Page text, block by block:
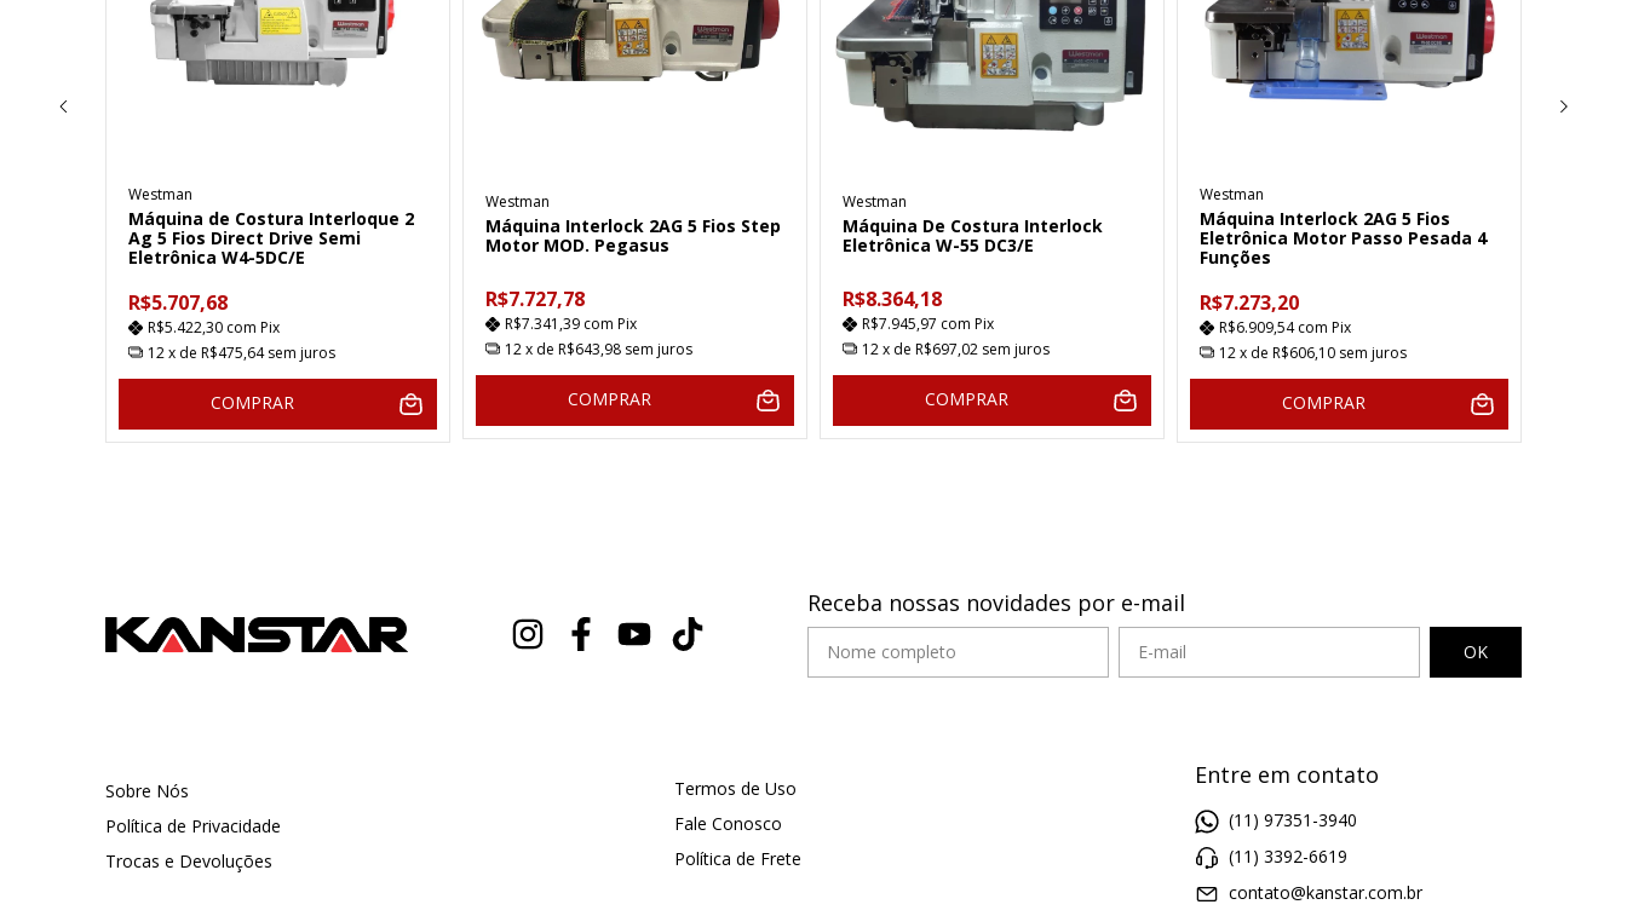
Westman
Máquina de Costura Interloque 2
Ag 5 Fios Direct Drive Semi
Eletrônica W4-5DC/E
R$5.707,68
R$5.422,30 com Pix
12x de R$475,64 sem juros
COMPRAR
Westman
Máquina Interlock 2AG 5 Fios Step
Motor MOD. Pegasus
R$7.727,78
R$7.341,39 com Pix
12x de R$643,98 sem juros
COMPRAR
Westman
Máquina De Costura Interlock
Eletrônica W-55 DC3/E
R$8.364,18
R$7.945,97 com Pix
12x de R$697,02 sem juros
COMPRAR
Westman
Máquina Interlock 2AG 5 Fios
Eletrônica Motor Passo Pesada 4
Funções
R$7.273,20
R$6.909,54com Pix
12x de R$606,10 sem juros
COMPRAR
Receba nossas novidades por e-mail
Sobre Nós
Política de Privacidade
Trocas e Devoluções
Termos de Uso
Fale Conosco
Política de Frete
Entre em contato
(11) 97351-3940
(11) 3392-6619
contato@kanstar.com.br